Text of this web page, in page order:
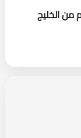
من الخليج